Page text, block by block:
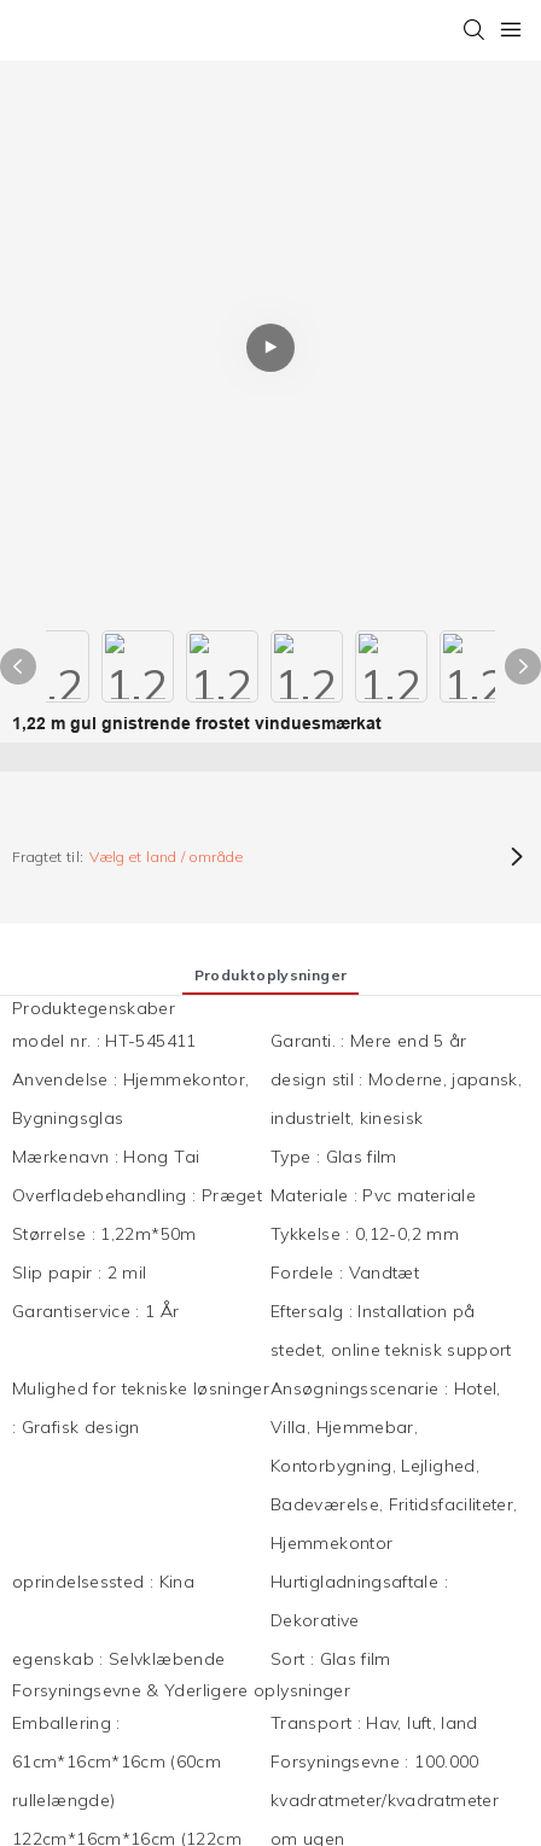
1,22 m gul gnistrende frostet vinduesmærkat
Fragtet til: Vælg et land / område
Produktoplysninger
Produktegenskaber
model nr. : HT-545411 Garanti. : Mere end 5 år
Anvendelse : Hjemmekontor,
Bygningsglas
design stil : Moderne, japansk,
industrielt, kinesisk
Mærkenavn : Hong Tai Type : Glas film
Overfladebehandling : Præget Materiale : Pvc materiale
Størrelse : 1,22m*50m Tykkelse : 0,12-0,2 mm
Slip papir : 2 mil Fordele : Vandtæt
Garantiservice : 1 År Eftersalg : Installation på
stedet, online teknisk support
Mulighed for tekniske løsninger
: Grafisk design
Ansøgningsscenarie : Hotel,
Villa, Hjemmebar,
Kontorbygning, Lejlighed,
Badeværelse, Fritidsfaciliteter,
Hjemmekontor
oprindelsessted : Kina Hurtigladningsaftale :
Dekorative
egenskab : Selvklæbende Sort : Glas film
Forsyningsevne & Yderligere oplysninger
Emballering :
61cm*16cm*16cm (60cm
rullelængde)
122cm*16cm*16cm (122cm
Transport : Hav, luft, land
Forsyningsevne : 100.000
kvadratmeter/kvadratmeter
om ugen